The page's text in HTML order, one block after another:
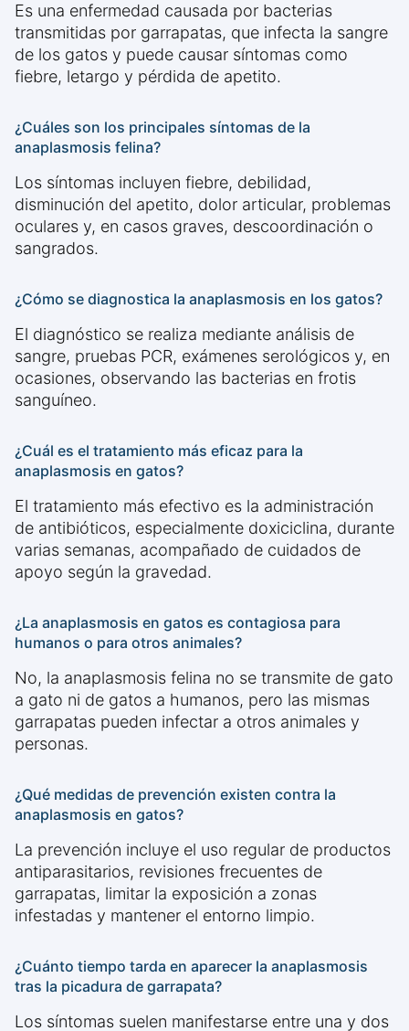
Es una enfermedad causada por bacterias
transmitidas por garrapatas, que infecta la sangre
de los gatos y puede causar síntomas como
fiebre, letargo y pérdida de apetito.
¿Cuáles son los principales síntomas de la
anaplasmosis felina?
Los síntomas incluyen fiebre, debilidad,
disminución del apetito, dolor articular, problemas
oculares y, en casos graves, descoordinación o
sangrados.
¿Cómo se diagnostica la anaplasmosis en los gatos?
El diagnóstico se realiza mediante análisis de
sangre, pruebas PCR, exámenes serológicos y, en
ocasiones, observando las bacterias en frotis
sanguíneo.
¿Cuál es el tratamiento más eficaz para la
anaplasmosis en gatos?
El tratamiento más efectivo es la administración
de antibióticos, especialmente doxiciclina, durante
varias semanas, acompañado de cuidados de
apoyo según la gravedad.
¿La anaplasmosis en gatos es contagiosa para
humanos o para otros animales?
No, la anaplasmosis felina no se transmite de gato
a gato ni de gatos a humanos, pero las mismas
garrapatas pueden infectar a otros animales y
personas.
¿Qué medidas de prevención existen contra la
anaplasmosis en gatos?
La prevención incluye el uso regular de productos
antiparasitarios, revisiones frecuentes de
garrapatas, limitar la exposición a zonas
infestadas y mantener el entorno limpio.
¿Cuánto tiempo tarda en aparecer la anaplasmosis
tras la picadura de garrapata?
Los síntomas suelen manifestarse entre una y dos